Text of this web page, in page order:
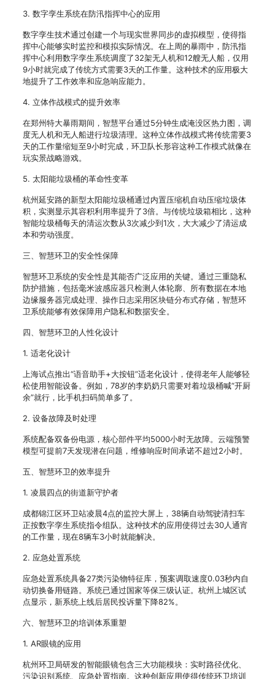
3. 数字孪生系统在防汛指挥中心的应用
数字孪生技术通过创建一个与现实世界同步的虚拟模型，使得指
挥中心能够实时监控和模拟实际情况。在上周的暴雨中，防汛指
挥中心利用数字孪生系统调度了32架无人机和12艘无人船，仅用
9小时就完成了传统方式需要3天的工作量。这种技术的应用极大
地提升了工作效率和应急响应能力。
4. 立体作战模式的提升效率
在郑州特大暴雨期间，智慧平台通过5分钟生成淹没区热力图，调
度无人机和无人船进行垃圾清理。这种立体作战模式将传统需要3
天的工作量缩短至9小时完成，环卫队长形容这种工作模式就像在
玩实景战略游戏。
5. 太阳能垃圾桶的革命性变革
杭州延安路的新型太阳能垃圾桶通过内置压缩机自动压缩垃圾体
积，实测显示其容积利用率提升了3倍。与传统垃圾箱相比，这种
智能垃圾桶每天的清运次数从3次减少到1次，大大减少了清运成
本和劳动强度。
三、智慧环卫的安全性保障
智慧环卫系统的安全性是其能否广泛应用的关键。通过三重隐私
防护措施，包括毫米波感应器只检测人体轮廓、所有数据在本地
边缘服务器完成处理、操作日志采用区块链分布式存储，智慧环
卫系统能够有效保障用户隐私和数据安全。
四、智慧环卫的人性化设计
1. 适老化设计
上海试点推出“语音助手+大按钮”适老化设计，使得老年人能够轻
松使用智能设备。例如，78岁的李奶奶只需要对着垃圾桶喊“开厨
余”就行，比手机扫码简单多了。
2. 设备故障及时处理
系统配备双备份电源，核心部件平均5000小时无故障。云端预警
模型可提前7天发现潜在问题，维修响应时间承诺不超过2小时。
五、智慧环卫的效率提升
1. 凌晨四点的街道新守护者
成都锦江区环卫站凌晨4点的监控大屏上，38辆自动驾驶清扫车
正按数字孪生系统指令组队。这种技术的应用使得过去30人通宵
的工作量，现在8辆车3小时就能解决。
2. 应急处置系统
应急处置系统具备27类污染物特征库，预案调取速度0.03秒内自
动切换备用链路。系统已通过国家等保三级认证。杭州上城区试
点显示，新系统上线后居民投诉量下降82%。
六、智慧环卫的培训体系重塑
1. AR眼镜的应用
杭州环卫局研发的智能眼镜包含三大功能模块：实时路径优化、
污染识别系统、应急处置指南。这种创新应用使得传统环卫培训